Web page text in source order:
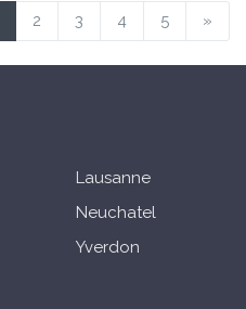
2 3 4 5 »
Lausanne
Neuchatel
Yverdon